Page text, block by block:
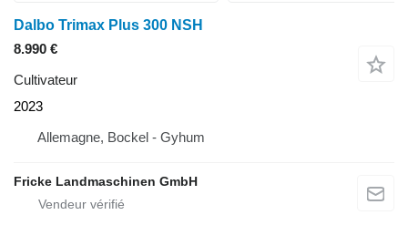
Dalbo Trimax Plus 300 NSH
8.990 €
Cultivateur
2023
Allemagne, Bockel - Gyhum
Fricke Landmaschinen GmbH